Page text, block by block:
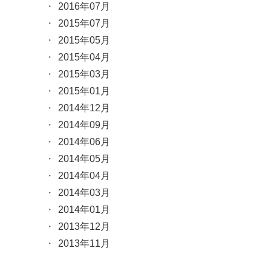
2016年07月
2015年07月
2015年05月
2015年04月
2015年03月
2015年01月
2014年12月
2014年09月
2014年06月
2014年05月
2014年04月
2014年03月
2014年01月
2013年12月
2013年11月